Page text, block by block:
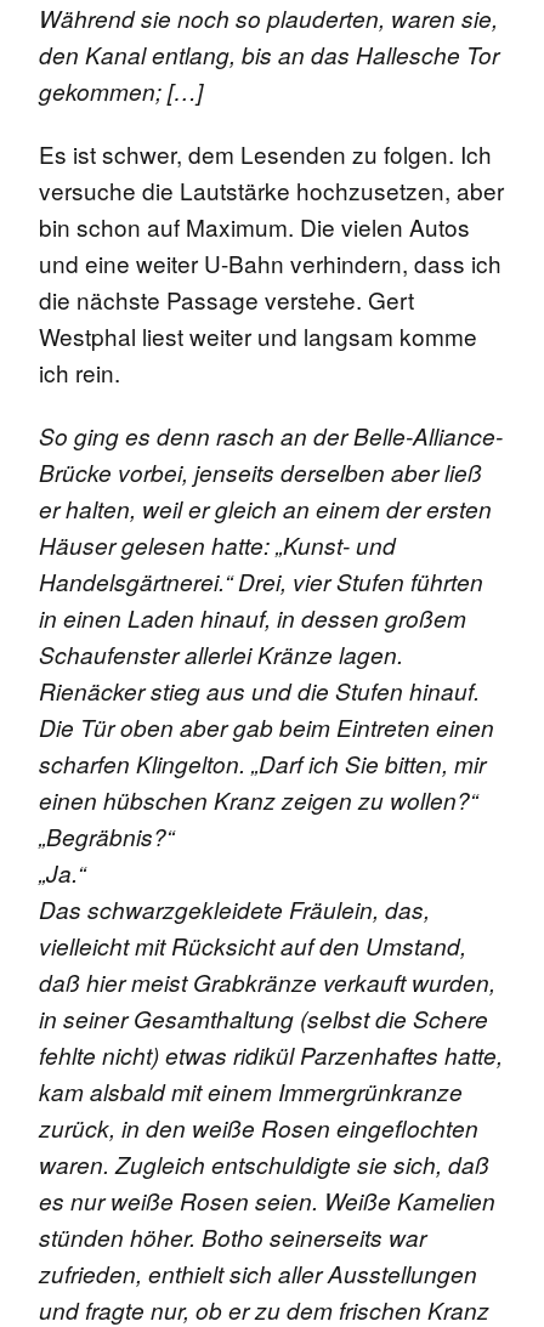
Während sie noch so plauderten, waren sie,
den Kanal entlang, bis an das Hallesche Tor
gekommen; […]
Es ist schwer, dem Lesenden zu folgen. Ich
versuche die Lautstärke hochzusetzen, aber
bin schon auf Maximum. Die vielen Autos
und eine weiter U-Bahn verhindern, dass ich
die nächste Passage verstehe. Gert
Westphal liest weiter und langsam komme
ich rein.
So ging es denn rasch an der Belle-Alliance-
Brücke vorbei, jenseits derselben aber ließ
er halten, weil er gleich an einem der ersten
Häuser gelesen hatte: „Kunst- und
Handelsgärtnerei.“ Drei, vier Stufen führten
in einen Laden hinauf, in dessen großem
Schaufenster allerlei Kränze lagen.
Rienäcker stieg aus und die Stufen hinauf.
Die Tür oben aber gab beim Eintreten einen
scharfen Klingelton. „Darf ich Sie bitten, mir
einen hübschen Kranz zeigen zu wollen?“
„Begräbnis?“
„Ja.“
Das schwarzgekleidete Fräulein, das,
vielleicht mit Rücksicht auf den Umstand,
daß hier meist Grabkränze verkauft wurden,
in seiner Gesamthaltung (selbst die Schere
fehlte nicht) etwas ridikül Parzenhaftes hatte,
kam alsbald mit einem Immergrünkranze
zurück, in den weiße Rosen eingeflochten
waren. Zugleich entschuldigte sie sich, daß
es nur weiße Rosen seien. Weiße Kamelien
stünden höher. Botho seinerseits war
zufrieden, enthielt sich aller Ausstellungen
und fragte nur, ob er zu dem frischen Kranz